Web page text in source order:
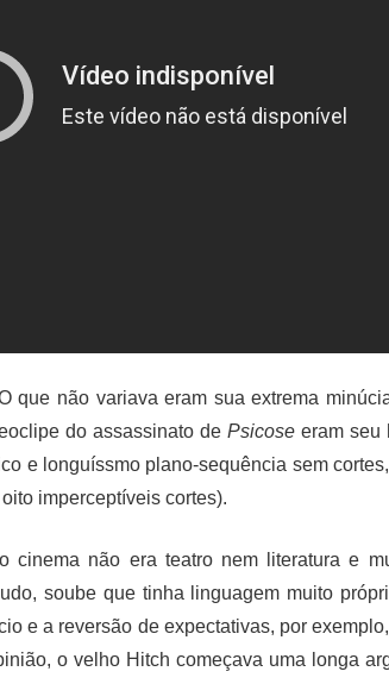
que não variava eram sua extrema
do assassinato dePsicose eram seu
e longuíssmo plano-sequência sem
imperceptíveis cortes).
cinema não era teatro nem literatura e
soube que tinha linguagem muito
e a reversão de expectativas, por
o velho Hitch começava uma longa